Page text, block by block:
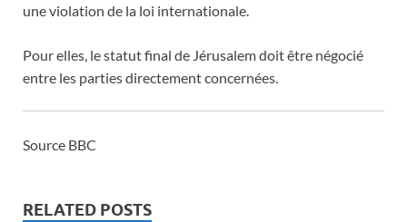
une violation de la loi internationale.
Pour elles, le statut final de Jérusalem doit être négocié
entre les parties directement concernées.
Source BBC
RELATED POSTS